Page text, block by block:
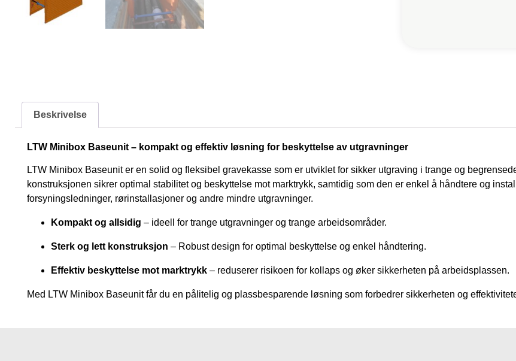
Beskrivelse
LTW Minibox Baseunit – kompakt og effektiv løsning for beskyttelse av utgravninger
LTW Minibox Baseunit er en solid og fleksibel gravekasse som er utviklet for sikker utgraving i trange og
konstruksjonen sikrer optimal stabilitet og beskyttelse mot marktrykk, samtidig som den er enkel å håndtere og
forsyningsledninger, rørinstallasjoner og andre mindre utgravninger.
Kompakt og allsidig – ideell for trange utgravninger og trange arbeidsområder.
Sterk og lett konstruksjon – Robust design for optimal beskyttelse og enkel håndtering.
Effektiv beskyttelse mot marktrykk – reduserer risikoen for kollaps og øker sikkerheten på arbeidsplassen.
Med LTW Minibox Baseunit får du en pålitelig og plassbesparende løsning som forbedrer sikkerheten og